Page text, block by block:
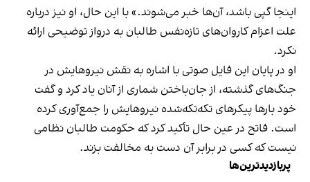
اینجا گپی باشد، آن‌ها خبر می‌شوند.» با این حال، او نیز درباره
علت اعزام کاروان‌های تازه‌نفس طالبان به درواز توضیحی ارائه
نکرد.
او در پایان این فایل صوتی با اشاره به نقش نیروهایش در
جنگ‌های گذشته، از جان‌باختن شماری از آنان یاد کرد و گفت
خود بارها پیکرهای تکه‌تکه‌شده نیروهایش را جمع‌آوری کرده
است. فاتح در عین حال تأکید کرد که حکومت طالبان نظامی
نیست که کسی در برابر آن دست به مخالفت بزند.
پربازدیدترین‌ها